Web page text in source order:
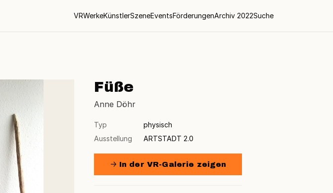
VRWerkeKünstlerSzeneEventsFörderungenArchiv 2022Suche
Füße
Anne Döhr
Typ
physisch
Ausstellung
ARTSTADT 2.0
→ In der VR-Galerie zeigen